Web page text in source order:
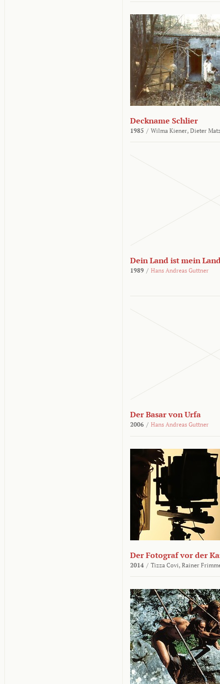
Deckname Schlier
1985 / Wilma Kiener, Dieter
Dein Land ist mein
1989 / Hans Andreas Guttner
Der Basar von Urfa
2006 / Hans Andreas Guttner
Der Fotograf vor der
2014 / Tizza Covi, Rainer